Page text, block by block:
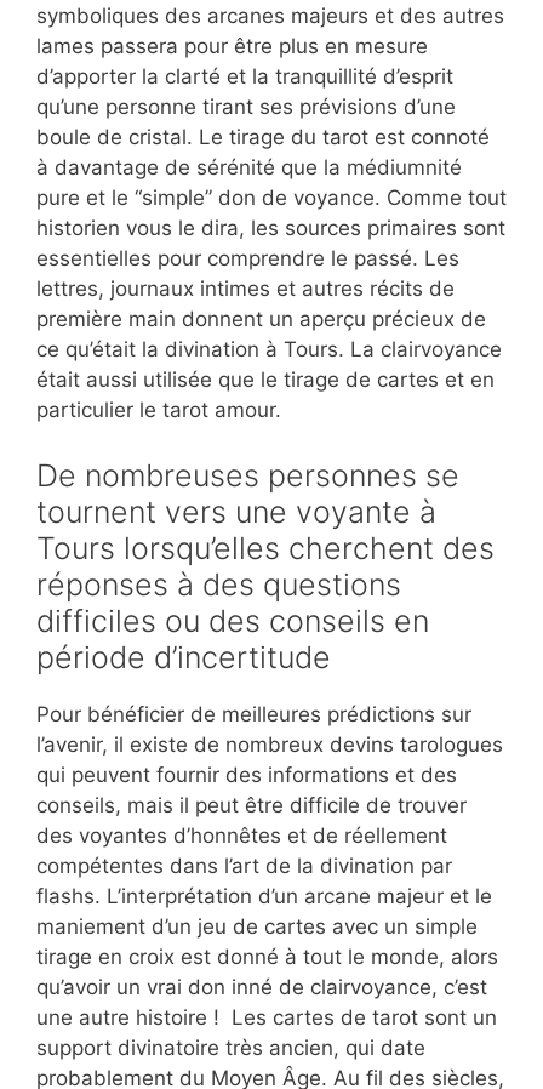
symboliques des arcanes majeurs et des autres
lames passera pour être plus en mesure
d’apporter la clarté et la tranquillité d’esprit
qu’une personne tirant ses prévisions d’une
boule de cristal. Le tirage du tarot est connoté
à davantage de sérénité que la médiumnité
pure et le “simple” don de voyance. Comme tout
historien vous le dira, les sources primaires sont
essentielles pour comprendre le passé. Les
lettres, journaux intimes et autres récits de
première main donnent un aperçu précieux de
ce qu’était la divination à Tours. La clairvoyance
était aussi utilisée que le tirage de cartes et en
particulier le tarot amour.
De nombreuses personnes se
tournent vers une voyante à
Tours lorsqu’elles cherchent des
réponses à des questions
difficiles ou des conseils en
période d’incertitude
Pour bénéficier de meilleures prédictions sur
l’avenir, il existe de nombreux devins tarologues
qui peuvent fournir des informations et des
conseils, mais il peut être difficile de trouver
des voyantes d’honnêtes et de réellement
compétentes dans l’art de la divination par
flashs. L’interprétation d’un arcane majeur et le
maniement d’un jeu de cartes avec un simple
tirage en croix est donné à tout le monde, alors
qu’avoir un vrai don inné de clairvoyance, c’est
une autre histoire ! Les cartes de tarot sont un
support divinatoire très ancien, qui date
probablement du Moyen Âge. Au fil des siècles,